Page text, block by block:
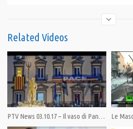
Category:
Tags:
Giulietto Chiesa,Kiev,MH17,Pandora TV PandoraTV
Related Videos
PTV News 03.10.17 – Il vaso di Pandora si è aperto anche in Europa